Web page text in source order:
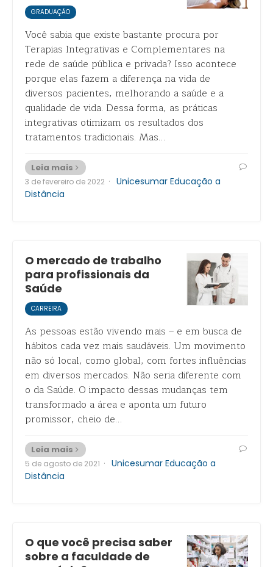
GRADUAÇÃO
Você sabia que existe bastante procura por
Terapias Integrativas e Complementares na
rede de saúde pública e privada? Isso acontece
porque elas fazem a diferença na vida de
diversos pacientes, melhorando a saúde e a
qualidade de vida. Dessa forma, as práticas
integrativas otimizam os resultados dos
tratamentos tradicionais. Mas…
Leia mais
3 de fevereiro de 2022 · Unicesumar Educação a
Distância
O mercado de trabalho
para profissionais da
Saúde
CARREIRA
As pessoas estão vivendo mais – e em busca de
hábitos cada vez mais saudáveis. Um movimento
não só local, como global, com fortes influências
em diversos mercados. Não seria diferente com
o da Saúde. O impacto dessas mudanças tem
transformado a área e aponta um futuro
promissor, cheio de…
Leia mais
5 de agosto de 2021 · Unicesumar Educação a
Distância
O que você precisa saber
sobre a faculdade de